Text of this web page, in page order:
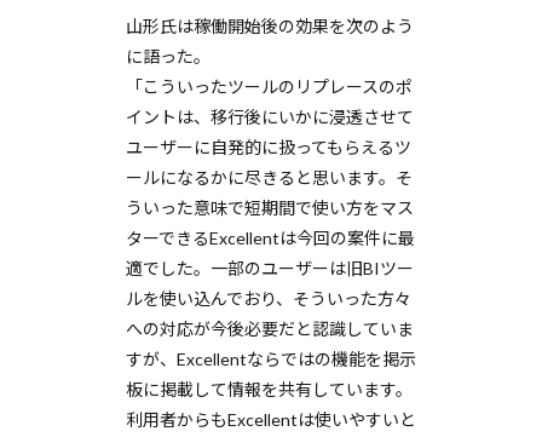
山形氏は稼働開始後の効果を次のよう
に語った。
「こういったツールのリプレースのポ
イントは、移行後にいかに浸透させて
ユーザーに自発的に扱ってもらえるツ
ールになるかに尽きると思います。そ
ういった意味で短期間で使い方をマス
ターできるExcellentは今回の案件に最
適でした。一部のユーザーは旧BIツー
ルを使い込んでおり、そういった方々
への対応が今後必要だと認識していま
すが、Excellentならではの機能を掲示
板に掲載して情報を共有しています。
利用者からもExcellentは使いやすいと